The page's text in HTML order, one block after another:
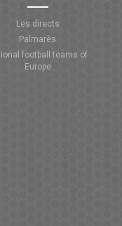
Les directs
Palmarès
football teams of
Europe